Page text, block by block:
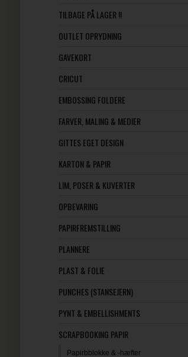
TILBAGE PÅ LAGER !!
OUTLET OPRYDNING
GAVEKORT
CRICUT
EMBOSSING FOLDERE
FARVER, MALING & MEDIER
GITTES EGET DESIGN
KARTON & PAPIR
LIM, POSER & KUVERTER
OPBEVARING
PAPIRFREMSTILLING
PLANNERE
PLAST & FOLIE
PUNCHES (STANSEJERN)
PYNT & EMBELLISHMENTS
SCRAPBOOKING PAPIR
Papirbblokke & -hæfter